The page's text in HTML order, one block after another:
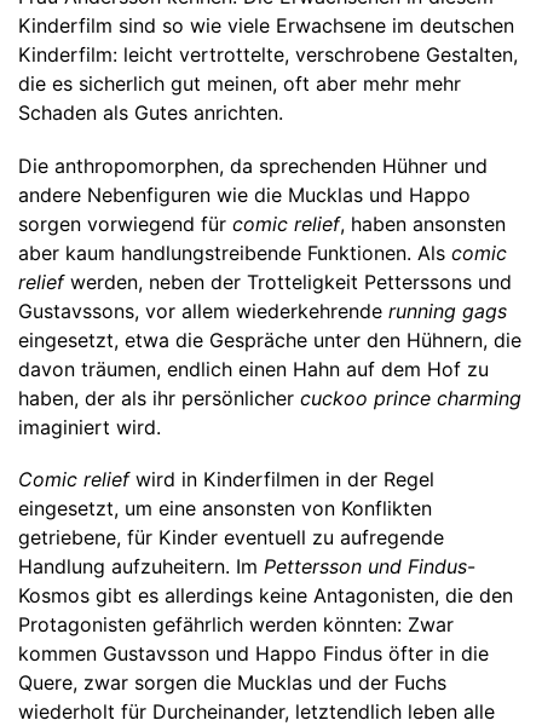
Kinderfilm sind so wie viele Erwachsene im deutschen
Kinderfilm: leicht vertrottelte, verschrobene Gestalten,
die es sicherlich gut meinen, oft aber mehr mehr
Schaden als Gutes anrichten.
Die anthropomorphen, da sprechenden Hühner und
andere Nebenfiguren wie die Mucklas und Happo
sorgen vorwiegend für comic relief, haben ansonsten
aber kaum handlungstreibende Funktionen. Als comic
reliefwerden, neben der Trotteligkeit Petterssons und
Gustavssons, vor allem wiederkehrende running gags
eingesetzt, etwa die Gespräche unter den Hühnern, die
davon träumen, endlich einen Hahn auf dem Hof zu
haben, der als ihr persönlicher cuckoo prince charming
imaginiert wird.
Comic reliefwird in Kinderfilmen in der Regel
eingesetzt, um eine ansonsten von Konflikten
getriebene, für Kinder eventuell zu aufregende
Handlung aufzuheitern. Im Pettersson und Findus-
Kosmos gibt es allerdings keine Antagonisten, die den
Protagonisten gefährlich werden könnten: Zwar
kommen Gustavsson und Happo Findus öfter in die
Quere, zwar sorgen die Mucklas und der Fuchs
wiederholt für Durcheinander, letztendlich leben alle